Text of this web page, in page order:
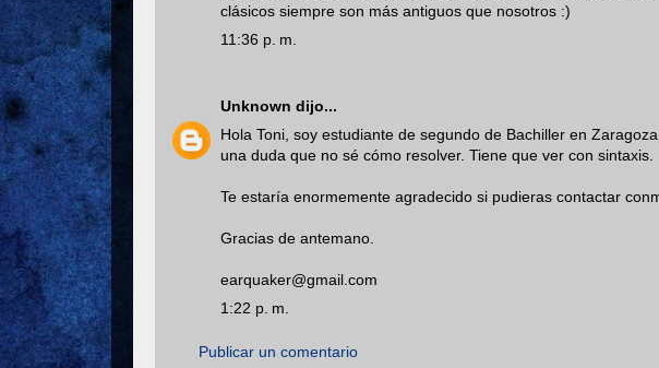
clásicos siempre son más antiguos que nosotros :)
11:36 p. m.
Unknown dijo...
Hola Toni, soy estudiante de segundo de Bachiller en
una duda que no sé cómo resolver. Tiene que ver con sintaxis.
Te estaría enormemente agradecido si pudieras contactar
Gracias de antemano.
earquaker@gmail.com
1:22 p. m.
Publicar un comentario